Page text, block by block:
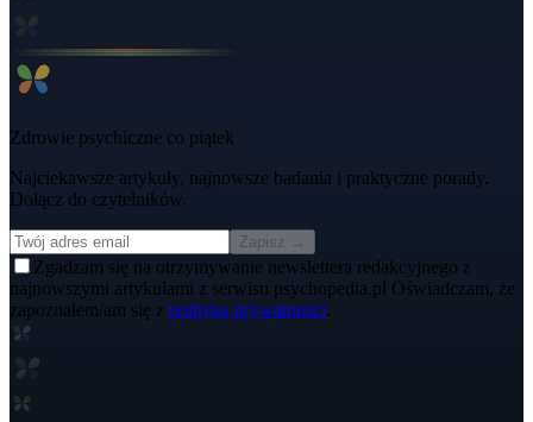
Zdrowie psychiczne co piątek
Najciekawsze artykuły, najnowsze badania i praktyczne porady.
Dołącz do czytelników.
Zapisz →
Zgadzam się na otrzymywanie newslettera redakcyjnego z
najnowszymi artykułami z serwisu psychopedia.pl Oświadczam, że
zapoznałem/am się z polityką prywatności.